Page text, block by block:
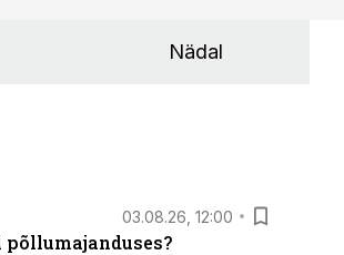
Nädal
03.08.26, 12:00